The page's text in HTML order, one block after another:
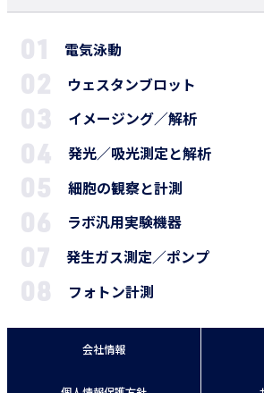
電気泳動
ウェスタンブロット
イメージング／解析
発光／吸光測定と解析
細胞の観察と計測
ラボ汎用実験機器
発生ガス測定／ポンプ
フォトン計測
会社情報